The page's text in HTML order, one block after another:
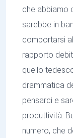
che abbiamo
sarebbe in
comportarsi
rapporto
quello
drammatica
pensarci e
produttività.
numero, che